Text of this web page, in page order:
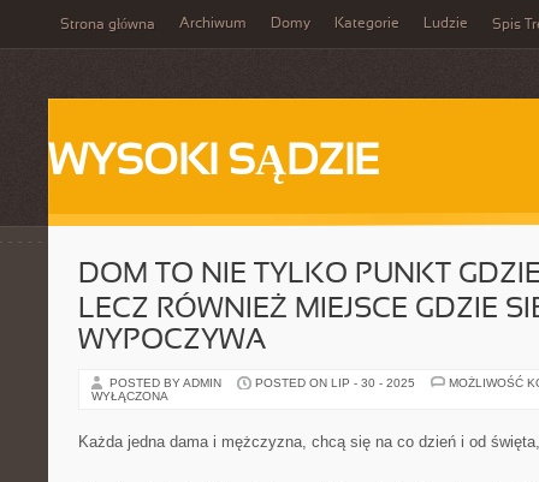
Strona główna Archiwum Domy Kategorie Ludzie Spis
WYSOKI SĄDZIE
DOM TO NIE TYLKO PUNKT
LECZ RÓWNIEŻ MIEJSCE GDZIE
WYPOCZYWA
POSTED BY ADMIN POSTED ON LIP - 30 - 2025
MOŻLIWOŚĆ
WYŁĄCZONA
Każda jedna dama i mężczyzna, chcą się na co dzień i od